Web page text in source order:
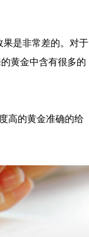
果是非常差的。对于
黄金中含有很多的
高的黄金准确的给